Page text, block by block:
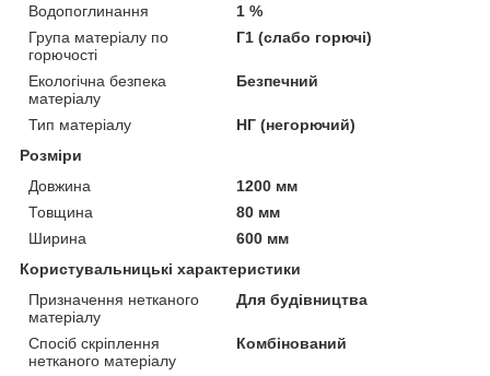
Водопоглинання
1 %
Група матеріалу по
горючості
Г1 (слабо горючі)
Екологічна безпека
матеріалу
Безпечний
Тип матеріалу
НГ (негорючий)
Розміри
Довжина
1200 мм
Товщина
80 мм
Ширина
600 мм
Користувальницькі характеристики
Призначення нетканого
матеріалу
Для будівництва
Спосіб скріплення
нетканого матеріалу
Комбінований